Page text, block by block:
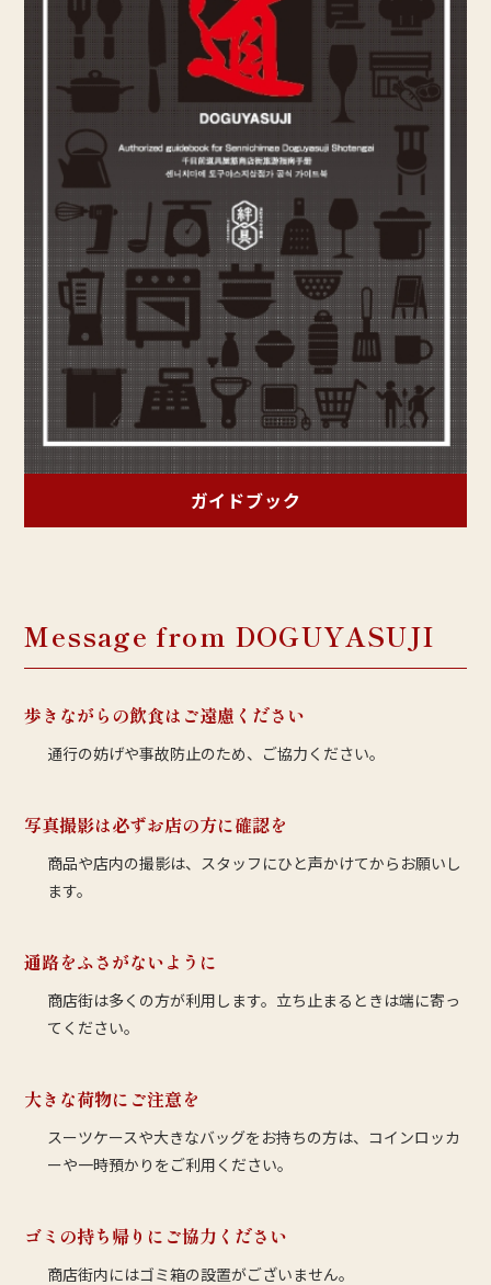
ガイドブック
Message from DOGUYASUJI
歩きながらの飲食はご遠慮ください
通行の妨げや事故防止のため、ご協力ください。
写真撮影は必ずお店の方に確認を
商品や店内の撮影は、スタッフにひと声かけてからお願いし
ます。
通路をふさがないように
商店街は多くの方が利用します。立ち止まるときは端に寄っ
てください。
大きな荷物にご注意を
スーツケースや大きなバッグをお持ちの方は、コインロッカ
ーや一時預かりをご利用ください。
ゴミの持ち帰りにご協力ください
商店街内にはゴミ箱の設置がございません。